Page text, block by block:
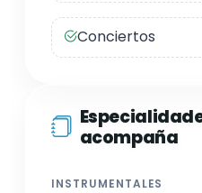
Conciertos
acompaña
INSTRUMENTALES